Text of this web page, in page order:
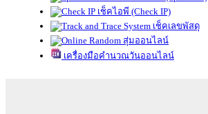
เช็คไอพี (Check IP)
เช็คเลขพัสดุ
สุ่มออนไลน์
เครื่องมือคำนวณวันออนไลน์